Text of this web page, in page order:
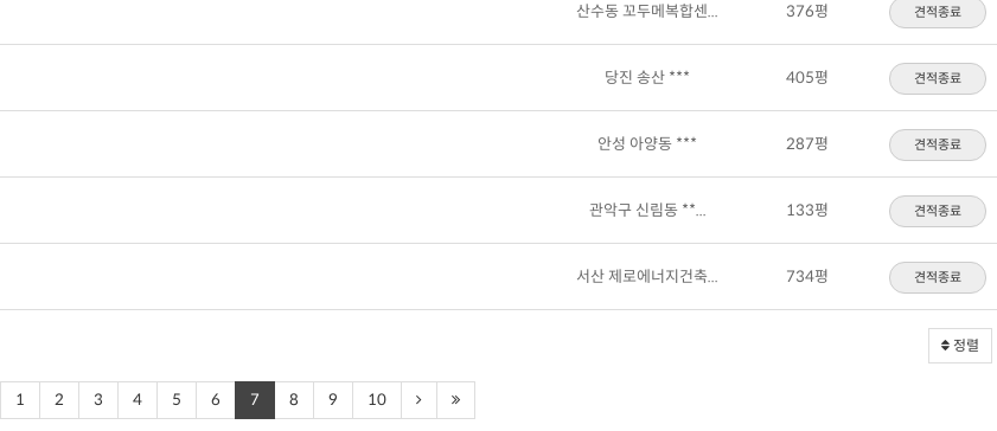
산수동 꼬두메복합센... 376평 견적종료
당진 송산 *** 405평 견적종료
안성 아양동 *** 287평 견적종료
관악구 신림동 **... 133평 견적종료
서산 제로에너지건축... 734평 견적종료
정렬
1 2 3 4 5 6 7 8 9 10